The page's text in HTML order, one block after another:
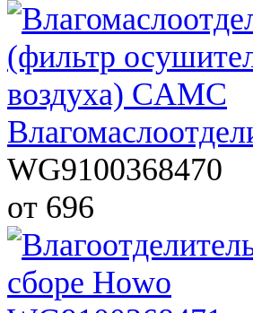
WG9100368470
от 696